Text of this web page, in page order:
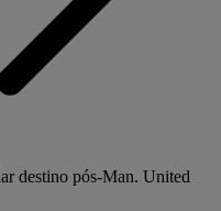
destino pós-Man. United